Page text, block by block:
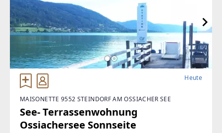
Heute
MAISONETTE 9552 STEINDORF AM OSSIACHER SEE
See- Terrassenwohnung
Ossiachersee Sonnseite